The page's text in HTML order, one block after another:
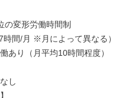
の変形労働時間制
時間/月 ※月によって異なる）
あり（月平均10時間程度）
し